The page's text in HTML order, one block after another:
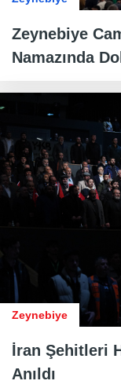
Zeynebiye
Namazında
Zeynebiye
İran Şehitleri
Anıldı